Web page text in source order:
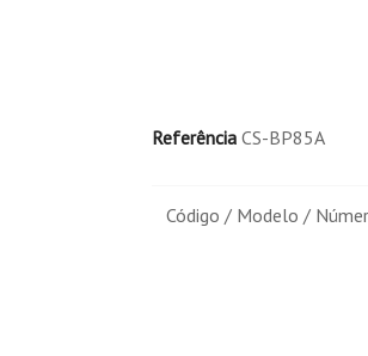
Referência CS-BP85A
Código / Modelo /